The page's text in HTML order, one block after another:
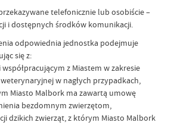
telefonicznie lub osobiście –
i dostępnych środków komunikacji.
odpowiednia jednostka podejmuje
się z:
z Miastem w zakresie
w nagłych przypadkach,
Miasto Malbork ma zawartą umowę
bezdomnym zwierzętom,
dzikich zwierząt, z którym Miasto Malbork